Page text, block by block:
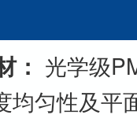
： 光学级
均匀性及平